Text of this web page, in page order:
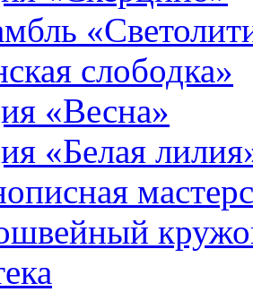
слободка»
«Весна»
«Белая